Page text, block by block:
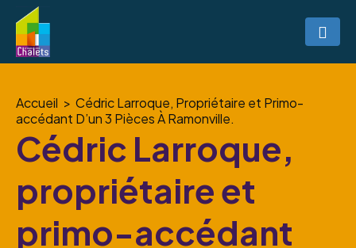
Accueil
Cédric Larroque, Propriétaire et Primo-
accédant D’un 3 Pièces À Ramonville.
Cédric Larroque,
propriétaire et
primo-accédant